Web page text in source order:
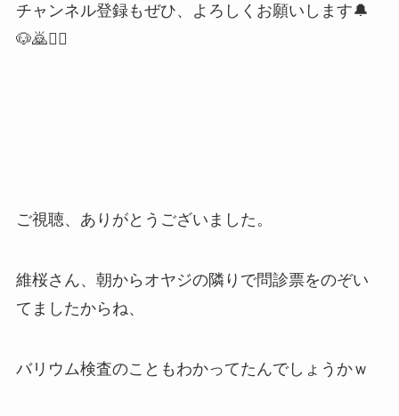
チャンネル登録もぜひ、よろしくお願いします🔔
🐶🙇🙇‍♀️
ご視聴、ありがとうございました。
維桜さん、朝からオヤジの隣りで問診票をのぞい
てましたからね、
バリウム検査のこともわかってたんでしょうかｗ